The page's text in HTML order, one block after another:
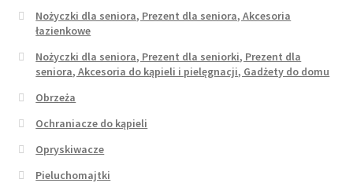
Nożyczki dla seniora, Prezent dla seniora, Akcesoria
łazienkowe
Nożyczki dla seniora, Prezent dla seniorki, Prezent dla
seniora, Akcesoria do kąpieli i pielęgnacji, Gadżety do domu
Obrzeża
Ochraniacze do kąpieli
Opryskiwacze
Pieluchomajtki